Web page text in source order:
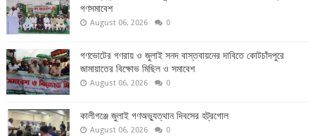
গণসমাবেশ
August 06, 2026 0
গণভোটের গণরায় ও জুলাই সনদ বাস্তবায়নের দাবিতে কোটচাঁদপুরে
জামায়াতের বিক্ষোভ মিছিল ও সমাবেশ
August 06, 2026 0
কালীগঞ্জে জুলাই গণঅভ্যুত্থান দিবসের হট্রগোল
August 06, 2026 0